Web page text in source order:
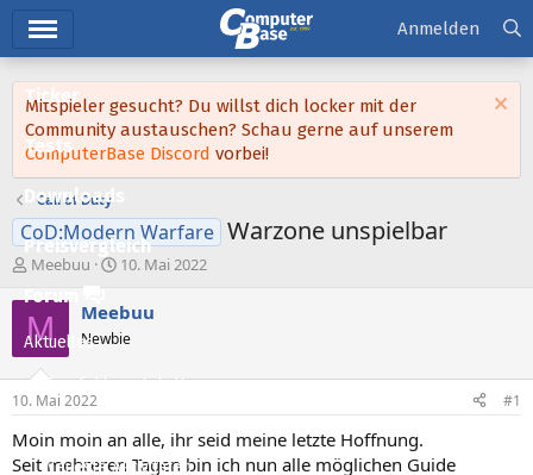
Ticker
Tests
Downloads
Preisvergleich
Forum
Aktuelles
Empfohlene Inhalte
Neueste Aktivitäten
Anmelden
Mitspieler gesucht? Du willst dich locker mit der
Community austauschen? Schau gerne auf unserem
ComputerBase Discord vorbei!
Call of Duty
CoD:Modern Warfare Warzone unspielbar
E
r
s
t
e
e
r
Meebuu
E
s
t
e
t
a
m
10. Mai 2022
M Meebuu
Newbie
10. Mai 2022 #1
Moin moin an alle, ihr seid meine letzte Hoffnung.
Seit mehreren Tagen bin ich nun alle möglichen Guide